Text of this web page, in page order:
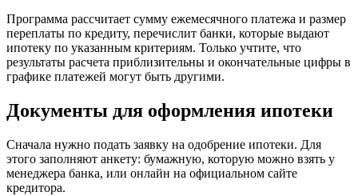
Программа рассчитает сумму ежемесячного платежа и размер
переплаты по кредиту, перечислит банки, которые выдают
ипотеку по указанным критериям. Только учтите, что
результаты расчета приблизительны и окончательные цифры в
графике платежей могут быть другими.
Документы для оформления ипотеки
Сначала нужно подать заявку на одобрение ипотеки. Для
этого заполняют анкету: бумажную, которую можно взять у
менеджера банка, или онлайн на официальном сайте
кредитора.